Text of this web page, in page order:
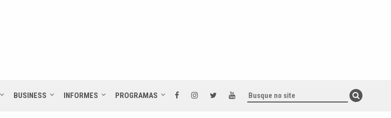
BUSINESS INFORMES PROGRAMAS